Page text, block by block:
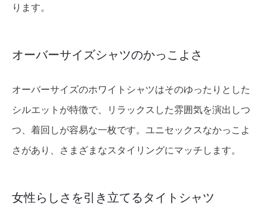
ります。
オーバーサイズシャツのかっこよさ
オーバーサイズのホワイトシャツはそのゆったりとした
シルエットが特徴で、リラックスした雰囲気を演出しつ
つ、着回しが容易な一枚です。ユニセックスなかっこよ
さがあり、さまざまなスタイリングにマッチします。
女性らしさを引き立てるタイトシャツ